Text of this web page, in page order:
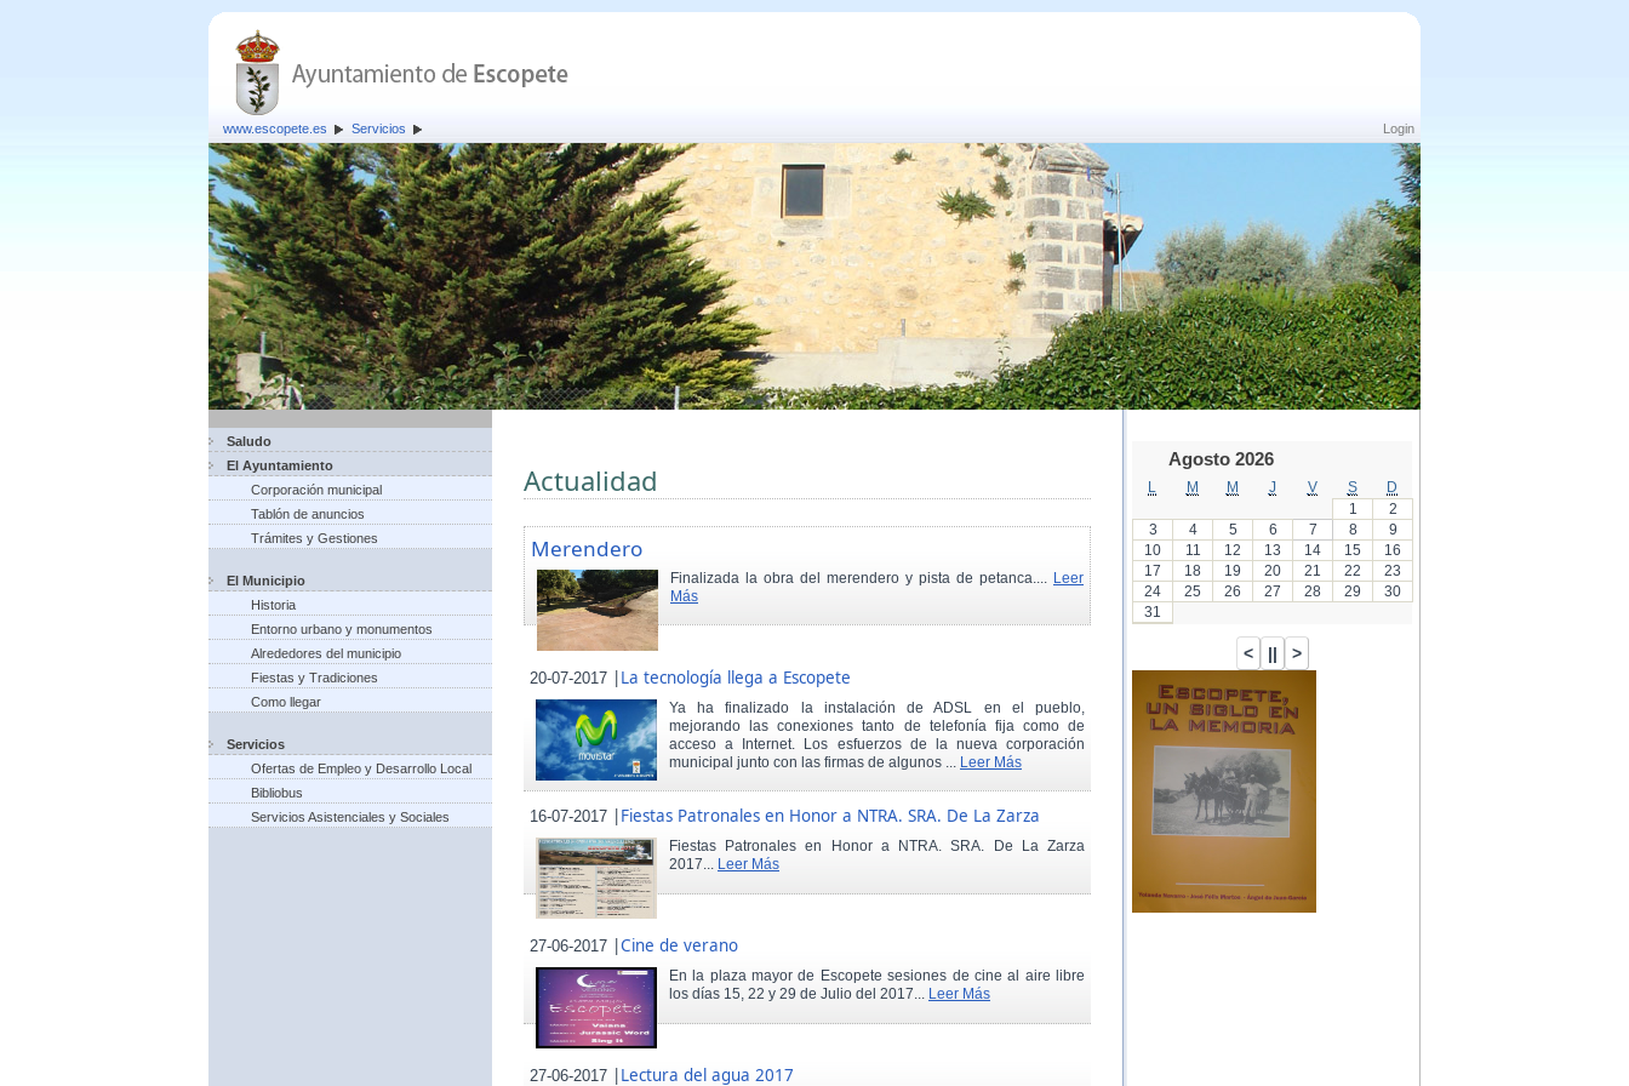
Login
www.escopete.es Servicios
Saludo
El Ayuntamiento
Corporación municipal
Tablón de anuncios
Trámites y Gestiones
El Municipio
Historia
Entorno urbano y monumentos
Alrededores del municipio
Fiestas y Tradiciones
Como llegar
Servicios
Ofertas de Empleo y Desarrollo Local
Bibliobus
Servicios Asistenciales y Sociales
Actualidad
Merendero
Finalizada la obra del merendero y pista de petanca.... Leer
Más
20-07-2017 |La tecnología llega a Escopete
Ya ha finalizado la instalación de ADSL en el pueblo,
mejorando las conexiones tanto de telefonía fija como de
acceso a Internet. Los esfuerzos de la nueva corporación
municipal junto con las firmas de algunos ... Leer Más
16-07-2017 |Fiestas Patronales en Honor a NTRA. SRA. De La Zarza
Fiestas Patronales en Honor a NTRA. SRA. De La Zarza
2017... Leer Más
27-06-2017 |Cine de verano
En la plaza mayor de Escopete sesiones de cine al aire libre
los días 15, 22 y 29 de Julio del 2017... Leer Más
27-06-2017 |Lectura del agua 2017
Agosto 2026
M M J V S
D
1
2
3
4 5 6 7 8
9
10
11 12 13 14 15
16
17
18 19 20 21 22
23
24
25 26 27 28 29
30
31